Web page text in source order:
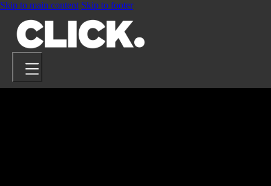
Skip to main content Skip to footer
PROJETS